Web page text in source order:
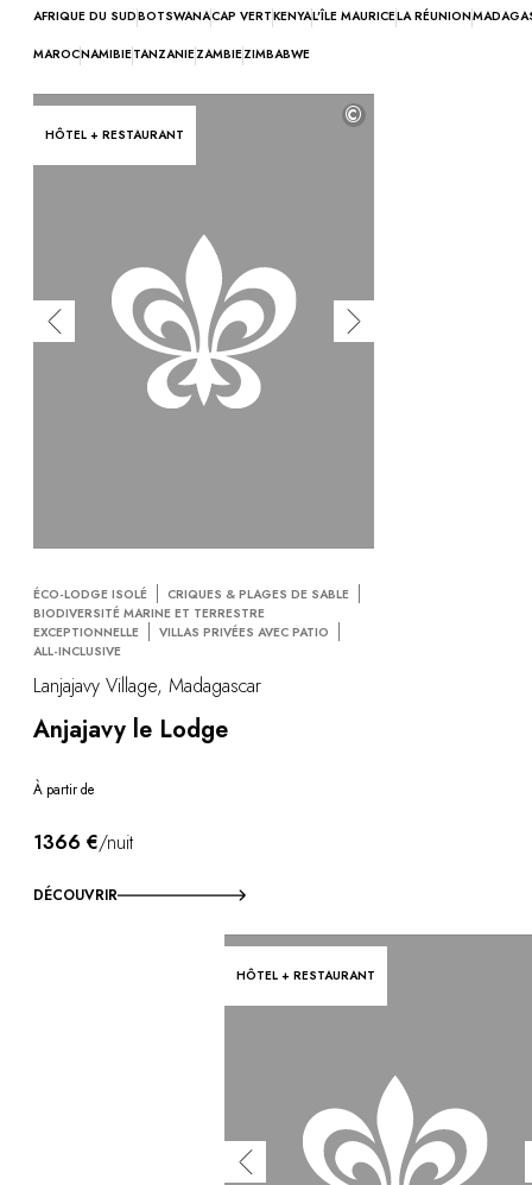
NOS ENGAGEMENTS
AFRIQUE DU SUDBOTSWANACAP VERTKENYAL'ÎLE MAURICELA RÉUNION
MAROCNAMIBIETANZANIEZAMBIEZIMBABWE
HÔTEL + RESTAURANT
©
ÉCO-LODGE ISOLÉ
CRIQUES & PLAGES DE SABLE
BIODIVERSITÉ MARINE ET TERRESTRE
EXCEPTIONNELLE
VILLAS PRIVÉES AVEC PATIO
ALL-INCLUSIVE
Lanjajavy Village, Madagascar
Anjajavy le Lodge
À partir de
1366 €/nuit
DÉCOUVRIR
HÔTEL + RESTAURANT